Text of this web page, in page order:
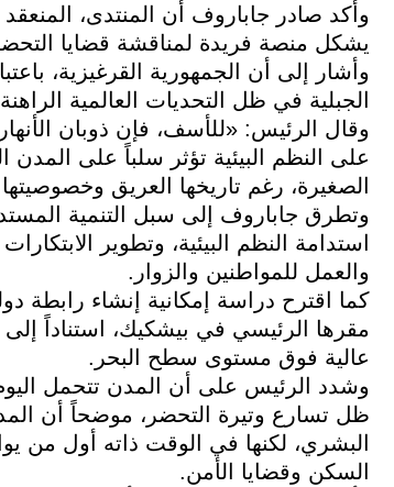
وأكد صادر جاباروف أن المنتدى،
يشكل منصة فريدة لمناقشة قضايا
وأشار إلى أن الجمهورية القرغيزية،
الجبلية في ظل التحديات العالمية
وقال الرئيس: «للأسف، فإن ذوبان
على النظم البيئية تؤثر سلباً على
الصغيرة، رغم تاريخها العريق
وتطرق جاباروف إلى سبل التنمية
استدامة النظم البيئية، وتطوير
والعمل للمواطنين والزوار.
كما اقترح دراسة إمكانية إنشاء رابطة
مقرها الرئيسي في بيشكيك، استناداً
عالية فوق مستوى سطح البحر.
وشدد الرئيس على أن المدن تتحمل
ظل تسارع وتيرة التحضر، موضحاً أن
البشري، لكنها في الوقت ذاته أول من
السكن وقضايا الأمن.